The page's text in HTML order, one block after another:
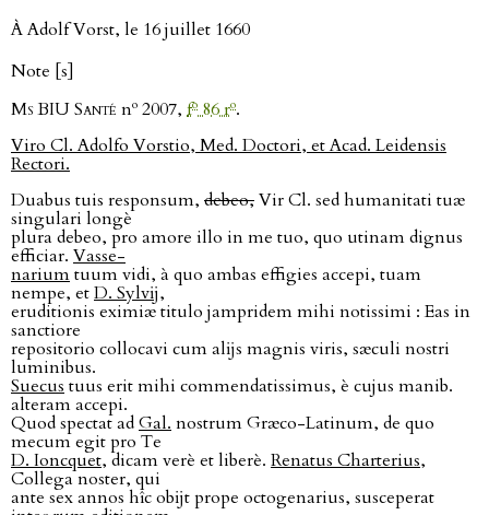
À Adolf Vorst, le 16 juillet 1660
Note [s]
Ms BIU Santé no 2007, fo86 ro.
Viro Cl. Adolfo Vorstio, Med. Doctori, et Acad. Leidensis
Rectori.
Duabus tuis responsum, debeo,Vir Cl. sed humanitati tuæ
singulari longè
plura debeo, pro amore illo in me tuo, quo utinam dignus
efficiar. Vasse-
nariumtuum vidi, à quo ambas effigies accepi, tuam
nempe, etD. Sylvĳ,
eruditionis eximiæ titulo jampridem mihi notissimi : Eas in
sanctiore
repositorio collocavi cum alĳs magnis viris, sæculi nostri
luminibus.
Suecus tuus erit mihi commendatissimus, è cujus manib.
alteram accepi.
Quod spectat adGal. nostrum Græco-Latinum, de quo
mecum egit pro Te
D. Ioncquet,dicam verè et liberè. Renatus Charterius,
Collega noster, qui
ante sex annos hîc obĳt prope octogenarius, susceperat